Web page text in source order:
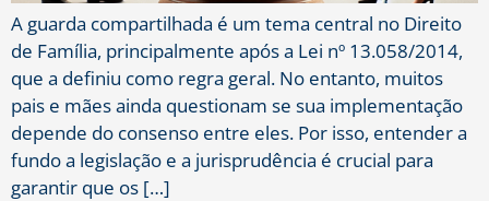
A guarda compartilhada é um tema central no Direito
de Família, principalmente após a Lei nº 13.058/2014,
que a definiu como regra geral. No entanto, muitos
pais e mães ainda questionam se sua implementação
depende do consenso entre eles. Por isso, entender a
fundo a legislação e a jurisprudência é crucial para
garantir que os […]